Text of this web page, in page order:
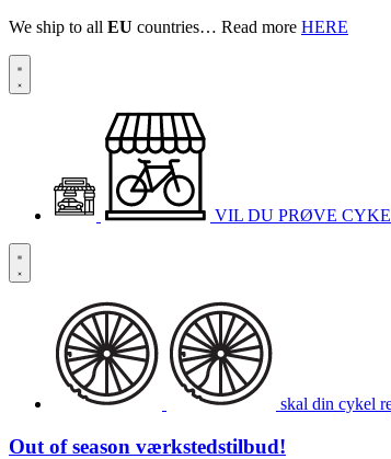
We ship to all EU countries… Read more HERE
VIL DU PRØVE
skal din cykel
Out of season værkstedstilbud!